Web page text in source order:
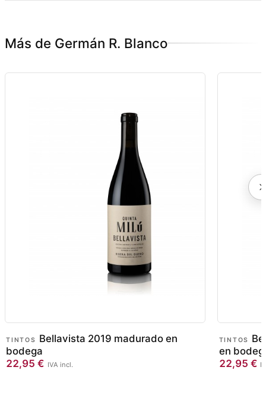
Más de Germán R. Blanco
TINTOS
Bellavista 2019 madurado en
bodega
22,95 € IVA incl.
TINTOS
en
22,95 €